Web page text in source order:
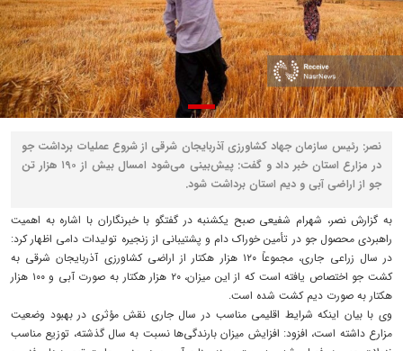
نصر: رئیس سازمان جهاد کشاورزی آذربایجان شرقی از شروع عملیات برداشت جو
در مزارع استان خبر داد و گفت: پیش‌بینی می‌شود امسال بیش از ۱۹۰ هزار تن
جو از اراضی آبی و دیم استان برداشت شود.
به گزارش نصر، شهرام شفیعی صبح یکشنبه در گفتگو با خبرنگاران با اشاره به اهمیت
راهبردی محصول جو در تأمین خوراک دام و پشتیبانی از زنجیره تولیدات دامی اظهار کرد:
در سال زراعی جاری، مجموعاً ۱۲۰ هزار هکتار از اراضی کشاورزی آذربایجان شرقی به
کشت جو اختصاص یافته است که از این میزان، ۲۰ هزار هکتار به صورت آبی و ۱۰۰ هزار
هکتار به صورت دیم کشت شده است.
وی با بیان اینکه شرایط اقلیمی مناسب در سال جاری نقش مؤثری در بهبود وضعیت
مزارع داشته است، افزود: افزایش میزان بارندگی‌ها نسبت به سال گذشته، توزیع مناسب